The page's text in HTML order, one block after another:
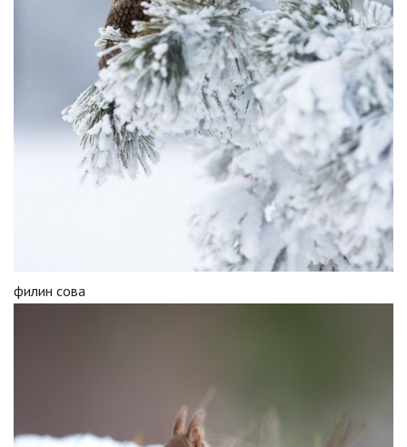
филин сова